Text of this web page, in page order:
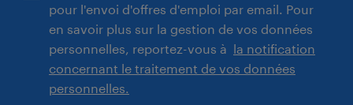
pour l'envoi d'offres d'emploi par email. Pour
en savoir plus sur la gestion de vos données
personnelles, reportez-vous à la notification
concernant le traitement de vos données
personnelles.